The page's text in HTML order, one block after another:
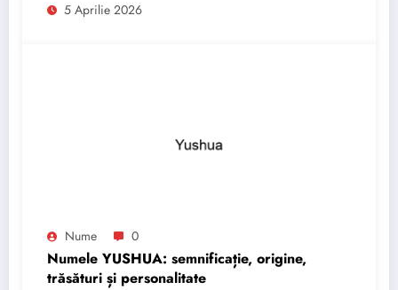
5 Aprilie 2026
Nume 0
Numele YUSHUA: semnificație, origine,
trăsături și personalitate